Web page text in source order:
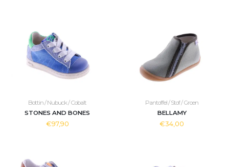
Bottin / Nubuck / Cobalt
STONES AND BONES
€97,90
Pantoffel / Stof / Groen
BELLAMY
€34,00